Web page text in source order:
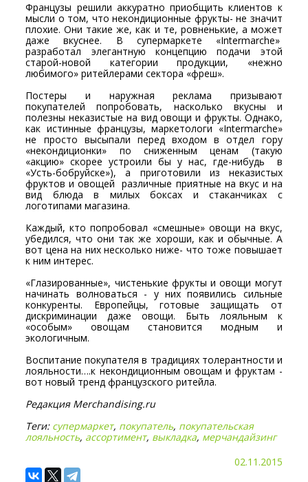
Французы решили аккуратно приобщить клиентов к
мысли о том, что некондиционные фрукты- не значит
плохие. Они такие же, как и те, ровненькие, а может
даже вкуснее. В cупермаркетe «Intermarche»
разработал элегантную концепцию подачи этой
старой-новой категории продукции, «нежно
любимого» ритейлерами сектора «фреш».
Постеры и наружная реклама призывают
покупателей попробовать, насколько вкусны и
полезны неказистые на вид овощи и фрукты. Однако,
как истинные французы, маркетологи «Intermarche»
не просто высыпали перед входом в отдел гору
«некондиционки» по сниженным ценам (такую
«акцию» скорее устроили бы у нас, где-нибудь в
«Усть-бобруйске»), а приготовили из неказистых
фруктов и овощей различные приятные на вкус и на
вид блюда в милых боксах и стаканчиках с
логотипами магазина.
Каждый, кто попробовал «смешные» овощи на вкус,
убедился, что они так же хороши, как и обычные. А
вот цена на них несколько ниже- что тоже повышает
к ним интерес.
«Глазированные», чистенькие фрукты и овощи могут
начинать волноваться - у них появились сильные
конкуренты. Европейцы, готовые защищать от
дискриминации даже овощи. Быть лояльным к
«особым» овощам становится модным и
экологичным.
Воспитание покупателя в традициях толерантности и
лояльности….к некондиционным овощам и фруктам -
вот новый тренд французского ритейла.
Редакция Merchandising.ru
Теги: супермаркет, покупатель, покупательская
лояльность, ассортимент, выкладка, мерчандайзинг
02.11.2015